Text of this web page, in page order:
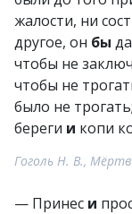
жалости, ни
другое, он бы
чтобы не
чтобы не
было не
береги и копи
Гоголь Н. В.,
— Принес и